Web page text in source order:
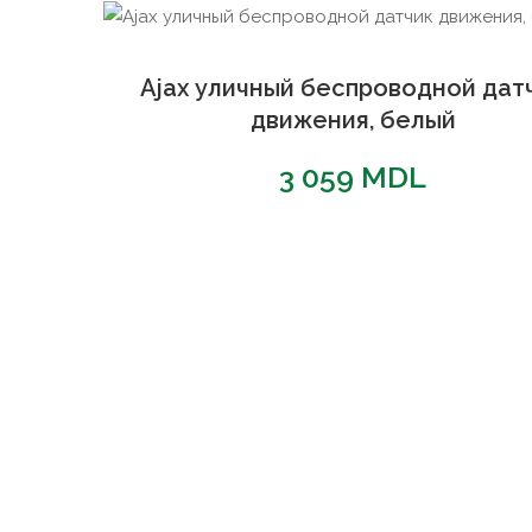
Ajax уличный беспроводной
движения, белый
3 059 MDL